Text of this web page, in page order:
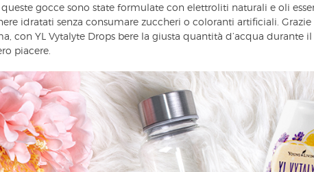
queste gocce sono state formulate con elettroliti naturali e oli
idratati senza consumare zuccheri o coloranti artificiali. Grazie
con YL Vytalyte Drops bere la giusta quantità d’acqua durante
piacere.